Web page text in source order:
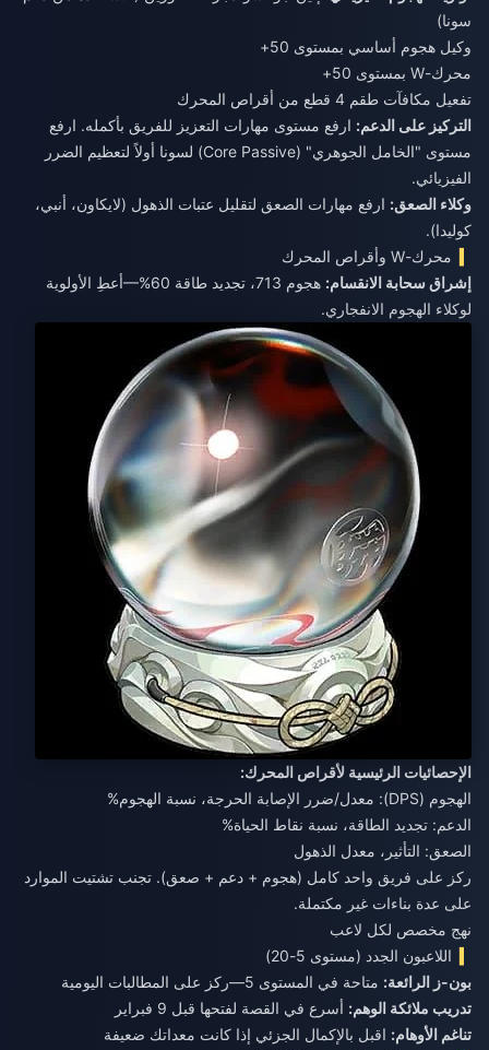
سونا)
وكيل هجوم أساسي بمستوى 50+
محرك-W بمستوى 50+
تفعيل مكافآت طقم 4 قطع من أقراص المحرك
التركيز على الدعم: ارفع مستوى مهارات التعزيز للفريق بأكمله. ارفع
مستوى "الخامل الجوهري" (Core Passive) لسونا أولاً لتعظيم الضرر
الفيزيائي.
وكلاء الصعق: ارفع مهارات الصعق لتقليل عتبات الذهول (لايكاون، أنبي،
كوليدا).
محرك-W وأقراص المحرك
إشراق سحابة الانقسام:
هجوم 713، تجديد طاقة 60%—أعطِ الأولوية
لوكلاء الهجوم الانفجاري.
الإحصائيات الرئيسية لأقراص المحرك:
الهجوم (DPS): معدل/ضرر الإصابة الحرجة، نسبة الهجوم%
الدعم: تجديد الطاقة، نسبة نقاط الحياة%
الصعق: التأثير، معدل الذهول
ركز على فريق واحد كامل (هجوم + دعم + صعق). تجنب تشتيت الموارد
على عدة بناءات غير مكتملة.
نهج مخصص لكل لاعب
اللاعبون الجدد (مستوى 5-20)
بون-ز الرائعة: متاحة في المستوى 5—ركز على المطالبات اليومية
تدريب ملائكة الوهم: أسرع في القصة لفتحها قبل 9 فبراير
تناغم الأوهام: اقبل بالإكمال الجزئي إذا كانت معداتك ضعيفة